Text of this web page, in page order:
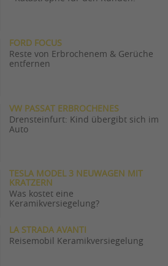
FORD FOCUS
Reste von Erbrochenem & Gerüche
entfernen
VW PASSAT ERBROCHENES
Drensteinfurt: Kind übergibt sich im
Auto
TESLA MODEL 3 NEUWAGEN MIT
KRATZERN
Was kostet eine
Keramikversiegelung?
LA STRADA AVANTI
Reisemobil Keramikversiegelung